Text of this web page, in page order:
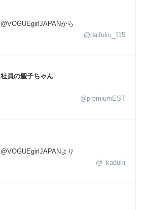
から
@daifuku_115
社員の聖子ちゃん
@premiumEST
より
@_kaduki